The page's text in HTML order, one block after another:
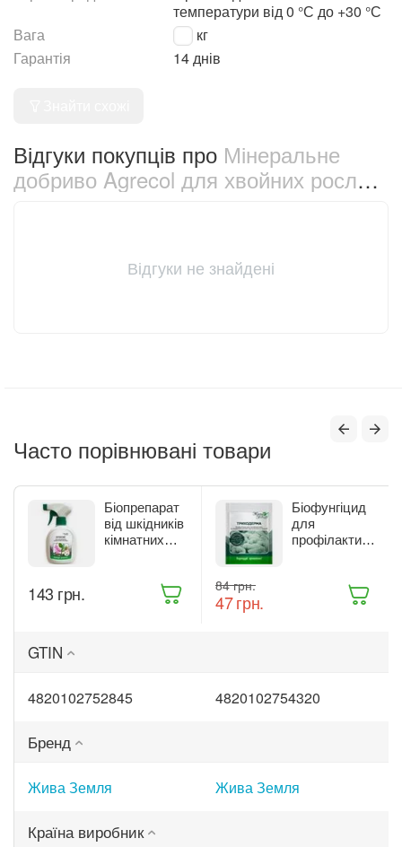
температури від 0 °С до +30 °С
Вага
1.2 кг
Гарантія
14 днів
Відгуки покупців про Мінеральне
добриво Agrecol для хвойних рослин
Відгуки не знайдені
Часто порівнювані товари
Біопрепарат
від шкідників
кімнатних
спрей 300 мл
‍143‍ грн.
Біофунгіцид
для
профілактики
Триходерма
‍84‍ грн.
‍47‍грн.
GTIN
4820102752845 4820102754320
Бренд
Жива Земля Жива Земля
Країна виробник